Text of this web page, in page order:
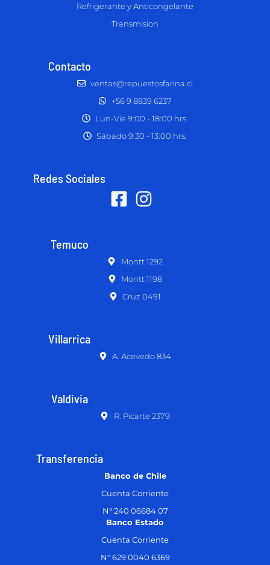
Refrigerante y Anticongelante
Transmision
Contacto
ventas@repuestosfarina.cl
+56 9 8839 6237
Lun-Vie 9:00 - 18:00 hrs.
Sábado 9:30 - 13:00 hrs.
Redes Sociales
Temuco
Montt 1292
Montt 1198
Cruz 0491
Villarrica
A. Acevedo 834
Valdivia
R. Picarte 2379
Transferencia
Banco de Chile
Cuenta Corriente
N° 240 06684 07
Banco Estado
Cuenta Corriente
N° 629 0040 6369